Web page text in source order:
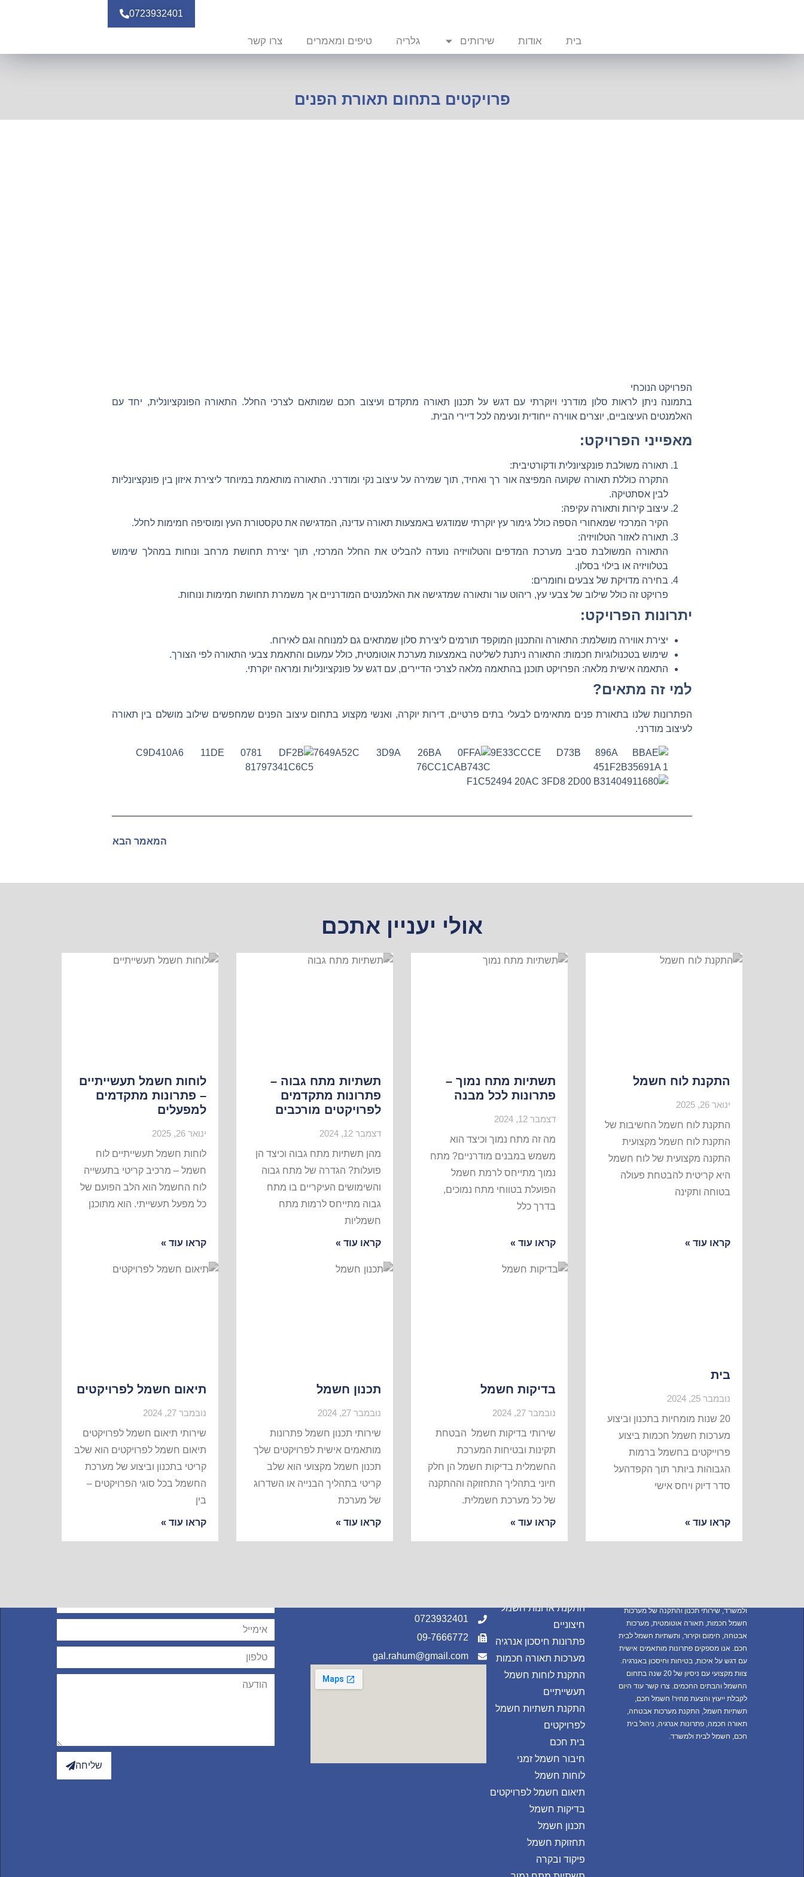
בית אודות שירותים גלריה טיפים ומאמרים צרו קשר
0723932401
פרויקטים בתחום תאורת הפנים
הפרויקט הנוכחי
בתמונה ניתן לראות סלון מודרני ויוקרתי עם דגש על תכנון תאורה מתקדם ועיצוב חכם שמותאם לצרכי החלל. התאורה הפונקציונלית, יחד עם
האלמנטים העיצוביים, יוצרים אווירה ייחודית ונעימה לכל דיירי הבית.
מאפייני הפרויקט:
תאורה משולבת פונקציונלית ודקורטיבית:
התקרה כוללת תאורה שקועה המפיצה אור רך ואחיד, תוך שמירה על עיצוב נקי ומודרני. התאורה מותאמת במיוחד ליצירת איזון בין פונקציונליות
לבין אסתטיקה.
עיצוב קירות ותאורה עקיפה:
הקיר המרכזי שמאחורי הספה כולל גימור עץ יוקרתי שמודגש באמצעות תאורה עדינה, המדגישה את טקסטורת העץ ומוסיפה חמימות לחלל.
תאורה לאזור הטלוויזיה:
התאורה המשולבת סביב מערכת המדפים והטלוויזיה נועדה להבליט את החלל המרכזי, תוך יצירת תחושת מרחב ונוחות במהלך שימוש
בטלוויזיה או בילוי בסלון.
בחירה מדויקת של צבעים וחומרים:
פרויקט זה כולל שילוב של צבעי עץ, ריהוט עור ותאורה שמדגישה את האלמנטים המודרניים אך משמרת תחושת חמימות ונוחות.
יתרונות הפרויקט:
יצירת אווירה מושלמת: התאורה והתכנון המוקפד תורמים ליצירת סלון שמתאים גם למנוחה וגם לאירוח.
שימוש בטכנולוגיות חכמות: התאורה ניתנת לשליטה באמצעות מערכת אוטומטית, כולל עמעום והתאמת צבעי התאורה לפי הצורך.
התאמה אישית מלאה: הפרויקט תוכנן בהתאמה מלאה לצרכי הדיירים, עם דגש על פונקציונליות ומראה יוקרתי.
למי זה מתאים?
הפתרונות שלנו בתאורת פנים מתאימים לבעלי בתים פרטיים, דירות יוקרה, ואנשי מקצוע בתחום עיצוב הפנים שמחפשים שילוב מושלם בין תאורה
לעיצוב מודרני.
המאמר הבא
אולי יעניין אתכם
התקנת לוח חשמל
ינואר 26, 2025
התקנת לוח חשמל החשיבות של
התקנת לוח חשמל מקצועית
התקנה מקצועית של לוח חשמל
היא קריטית להבטחת פעולה
בטוחה ותקינה
קראו עוד »
תשתיות מתח נמוך –
פתרונות לכל מבנה
דצמבר 12, 2024
מה זה מתח נמוך וכיצד הוא
משמש במבנים מודרניים? מתח
נמוך מתייחס לרמת חשמל
הפועלת בטווחי מתח נמוכים,
בדרך כלל
קראו עוד »
תשתיות מתח גבוה –
פתרונות מתקדמים
לפרויקטים מורכבים
דצמבר 12, 2024
מהן תשתיות מתח גבוה וכיצד הן
פועלות? הגדרה של מתח גבוה
והשימושים העיקריים בו מתח
גבוה מתייחס לרמות מתח
חשמליות
קראו עוד »
לוחות חשמל תעשייתיים
– פתרונות מתקדמים
למפעלים
ינואר 26, 2025
לוחות חשמל תעשייתיים לוח
חשמל – מרכיב קריטי בתעשייה
לוח החשמל הוא הלב הפועם של
כל מפעל תעשייתי. הוא מתוכנן
קראו עוד »
בית
נובמבר 25, 2024
20 שנות מומחיות בתכנון וביצוע
מערכות חשמל חכמות ביצוע
פרוייקטים בחשמל ברמות
הגבוהות ביותר תוך הקפדהעל
סדר דיוק ויחס אישי
קראו עוד »
בדיקות חשמל
נובמבר 27, 2024
שירותי בדיקות חשמל הבטחת
תקינות ובטיחות המערכת
החשמלית בדיקות חשמל הן חלק
חיוני בתהליך התחזוקה וההתקנה
של כל מערכת חשמלית.
קראו עוד »
תכנון חשמל
נובמבר 27, 2024
שירותי תכנון חשמל פתרונות
מותאמים אישית לפרויקטים שלך
תכנון חשמל מקצועי הוא שלב
קריטי בתהליך הבנייה או השדרוג
של מערכת
קראו עוד »
תיאום חשמל לפרויקטים
נובמבר 27, 2024
שירותי תיאום חשמל לפרויקטים
תיאום חשמל לפרויקטים הוא שלב
קריטי בתכנון וביצוע של מערכת
החשמל בכל סוגי הפרויקטים –
בין
קראו עוד »
ולמשרד,שירותי תכנון והתקנה של מערכות
חשמל חכמות, תאורה אוטומטית, מערכות
אבטחה, חימום וקירור, ותשתיות חשמל לבית
חכם. אנו מספקים פתרונות מותאמים אישית
עם דגש על איכות, בטיחות וחיסכון באנרגיה.
צוות מקצועי עם ניסיון של 20 שנה בתחום
החשמל והבתים החכמים. צרו קשר עוד היום
לקבלת ייעוץ והצעת מחיר! חשמל חכם,
תשתיות חשמל, התקנת מערכות אבטחה,
תאורה חכמה, פתרונות אנרגיה, ניהול בית
חכם, חשמל לבית ולמשרד.
התקנת ארונות חשמל
חיצוניים
פתרונות חיסכון אנרגיה
מערכות תאורה חכמות
התקנת לוחות חשמל
תעשייתיים
התקנת תשתיות חשמל
לפרויקטים
בית חכם
חיבור חשמל זמני
לוחות חשמל
תיאום חשמל לפרויקטים
בדיקות חשמל
תכנון חשמל
תחזוקת חשמל
פיקוד ובקרה
0723932401
09-7666772
gal.rahum@gmail.com
שליחה